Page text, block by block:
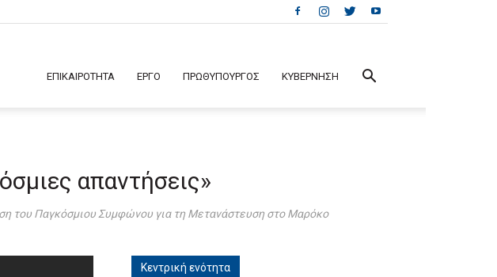
ΕΠΙΚΑΙΡΟΤΗΤΑ ΕΡΓΟ ΠΡΩΘΥΠΟΥΡΓΟΣ ΚΥΒΕΡΝΗΣΗ
απαντήσεις»
του Παγκόσμιου Συμφώνου για τη Μετανάστευση στο Μαρόκο
Κεντρική ενότητα